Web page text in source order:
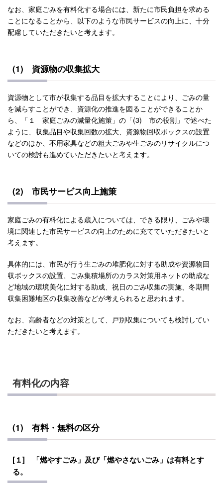
なお、家庭ごみを有料化する場合には、新たに市民負担を求める
ことになることから、以下のような市民サービスの向上に、十分
配慮していただきたいと考えます。
(1) 資源物の収集拡大
資源物として市が収集する品目を拡大することにより、ごみの量
を減らすことができ、資源化の推進を図ることができることか
ら、「１ 家庭ごみの減量化施策」の「(3) 市の役割」で述べた
ように、収集品目や収集回数の拡大、資源物回収ボックスの設置
などのほか、不用家具などの粗大ごみや生ごみのリサイクルにつ
いての検討も進めていただきたいと考えます。
(2) 市民サービス向上施策
家庭ごみの有料化による歳入については、できる限り、ごみや環
境に関連した市民サービスの向上のために充てていただきたいと
考えます。
具体的には、市民が行う生ごみの堆肥化に対する助成や資源物回
収ボックスの設置、ごみ集積場所のカラス対策用ネットの助成な
ど地域の環境美化に対する助成、祝日のごみ収集の実施、冬期間
収集困難地区の収集改善などが考えられると思われます。
なお、高齢者などの対策として、戸別収集についても検討してい
ただきたいと考えます。
有料化の内容
(1) 有料・無料の区分
[１] 「燃やすごみ」及び「燃やさないごみ」は有料とす
る。